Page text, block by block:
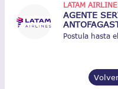
LATAM
AGENTE
Postula hasta